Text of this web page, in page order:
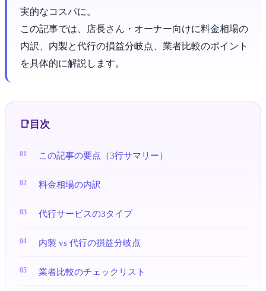
実的なコスパに。
この記事では、店長さん・オーナー向けに料金相場の
内訳、内製と代行の損益分岐点、業者比較のポイント
を具体的に解説します。
目次
この記事の要点（3行サマリー）
料金相場の内訳
代行サービスの3タイプ
内製 vs 代行の損益分岐点
業者比較のチェックリスト